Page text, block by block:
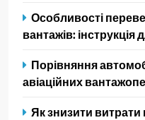
Особливості
вантажів: інструкція
Порівняння
авіаційних
Як знизити витрати